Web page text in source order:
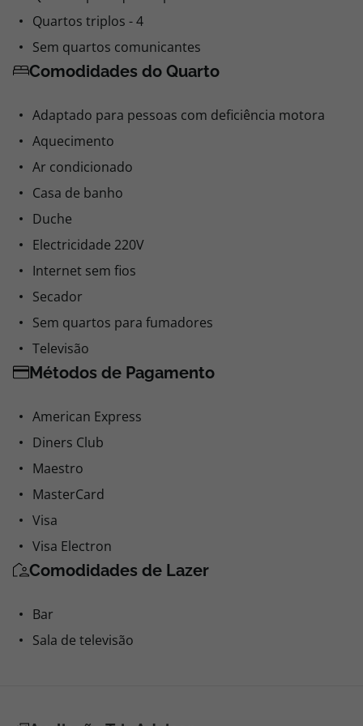
Quartos triplos - 4
Sem quartos comunicantes
Comodidades do Quarto
Adaptado para pessoas com deficiência motora
Aquecimento
Ar condicionado
Casa de banho
Duche
Electricidade 220V
Internet sem fios
Secador
Sem quartos para fumadores
Televisão
Métodos de Pagamento
American Express
Diners Club
Maestro
MasterCard
Visa
Visa Electron
Comodidades de Lazer
Bar
Sala de televisão